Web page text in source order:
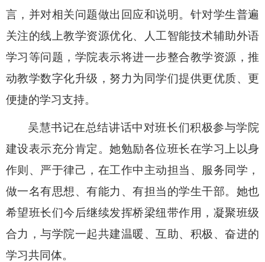
言，并对相关问题做出回应和说明。针对学生普遍
关注的线上教学资源优化、人工智能技术辅助外语
学习等问题，学院表示将进一步整合教学资源，推
动教学数字化升级，努力为同学们提供更优质、更
便捷的学习支持。
吴慧书记在总结讲话中对班长们积极参与学院
建设表示充分肯定。她勉励各位班长在学习上以身
作则、严于律己，在工作中主动担当、服务同学，
做一名有思想、有能力、有担当的学生干部。她也
希望班长们今后继续发挥桥梁纽带作用，凝聚班级
合力，与学院一起共建温暖、互助、积极、奋进的
学习共同体。